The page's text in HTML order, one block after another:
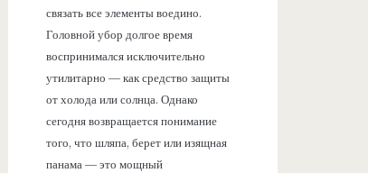
связать все элементы воедино.
Головной убор долгое время
воспринимался исключительно
утилитарно — как средство защиты
от холода или солнца. Однако
сегодня возвращается понимание
того, что шляпа, берет или изящная
панама — это мощный